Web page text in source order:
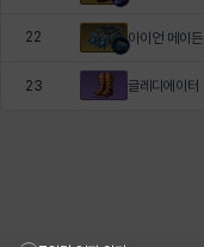
22 아이언 메이든
23 글레디에이터